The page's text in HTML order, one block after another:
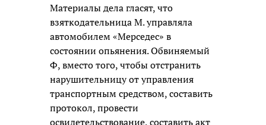
Материалы дела гласят, что
взяткодательница М. управляла
автомобилем «Мерседес» в
состоянии опьянения. Обвиняемый
Ф, вместо того, чтобы отстранить
нарушительницу от управления
транспортным средством, составить
протокол, провести
освидетельствование, составить акт